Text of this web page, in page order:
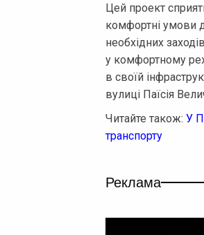
Цей проект
комфортні умови
необхідних
у комфортному
в своїй
вулиці Паїсія
Читайте також: У
транспорту
Реклама